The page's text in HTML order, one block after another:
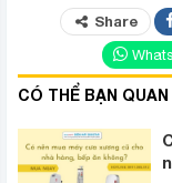
Share
CÓ THỂ BẠN